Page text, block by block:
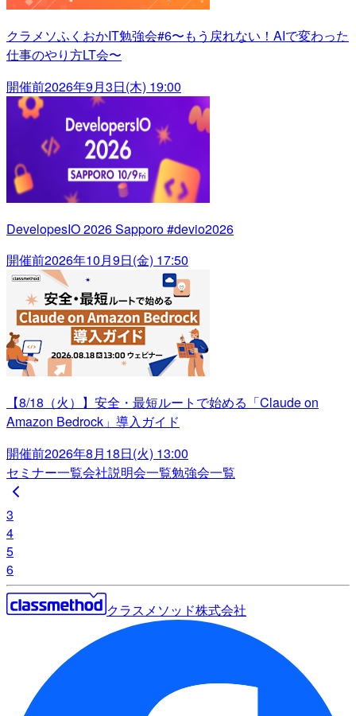
クラメソふくおかIT勉強会#6〜もう戻れない！AIで変わった
仕事のやり方LT会〜
開催前2026年9月3日(木) 19:00
DevelopesIO 2026 Sapporo #devio2026
開催前2026年10月9日(金) 17:50
【8/18（火）】安全・最短ルートで始める「Claude on
Amazon Bedrock」導入ガイド
開催前2026年8月18日(火) 13:00
セミナー一覧会社説明会一覧勉強会一覧
3
4
5
6
クラスメソッド株式会社